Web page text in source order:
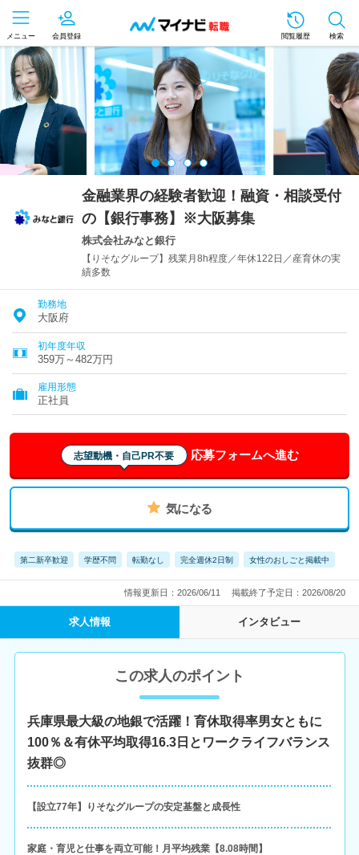
メニュー 会員登録 閲覧履歴 検索
金融業界の経験者歓迎！融資・相談受付
の【銀行事務】※大阪募集
株式会社みなと銀行
【りそなグループ】残業月8h程度／年休122日／産育休の実
績多数
勤務地
大阪府
初年度年収
359万～482万円
雇用形態
正社員
志望動機・自己PR不要 応募フォームへ進む
気になる
第二新卒歓迎 学歴不問 転勤なし 完全週休2日制 女性のおしごと掲載中
情報更新日：2026/06/11 掲載終了予定日：2026/08/20
求人情報 インタビュー
この求人のポイント
兵庫県最大級の地銀で活躍！育休取得率男女ともに
100％＆有休平均取得16.3日とワークライフバランス
抜群◎
【設立77年】りそなグループの安定基盤と成長性
家庭・育児と仕事を両立可能！月平均残業【8.08時間】